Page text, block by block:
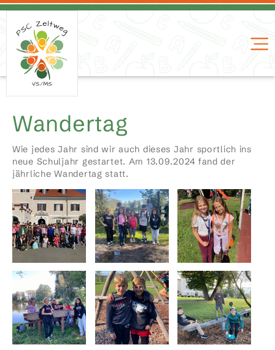
Wandertag
Wie jedes Jahr sind wir auch dieses Jahr sportlich ins
neue Schuljahr gestartet. Am 13.09.2024 fand der
jährliche Wandertag statt.